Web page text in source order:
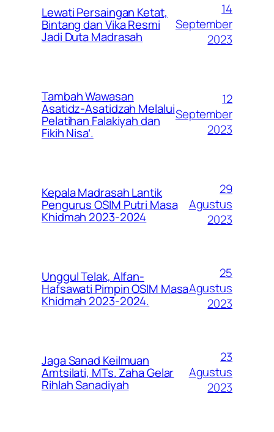
Lewati Persaingan Ketat,
Bintang dan Vika Resmi
Jadi Duta Madrasah
14
September
2023
Tambah Wawasan
Asatidz-Asatidzah Melalui
Pelatihan Falakiyah dan
Fikih Nisa’.
12
September
2023
Kepala Madrasah Lantik
Pengurus OSIM Putri Masa
Khidmah 2023-2024
29
Agustus
2023
Unggul Telak, Alfan-
Hafsawati Pimpin OSIM Masa
Khidmah 2023-2024.
25
Agustus
2023
Jaga Sanad Keilmuan
Amtsilati, MTs. Zaha Gelar
Rihlah Sanadiyah
23
Agustus
2023